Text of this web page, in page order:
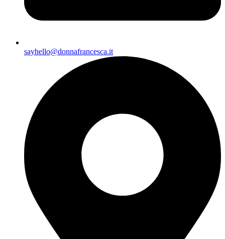
sayhello@donnafrancesca.it